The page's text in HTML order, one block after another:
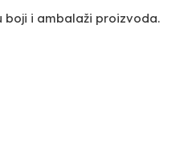
boji i ambalaži proizvoda.